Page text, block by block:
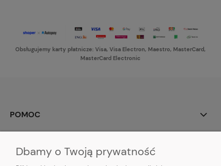
Obsługujemy karty płatnicze: Visa, Visa Electron, Maestro, MasterCard,
MasterCard Electronic
POMOC
Dbamy o Twoją prywatność